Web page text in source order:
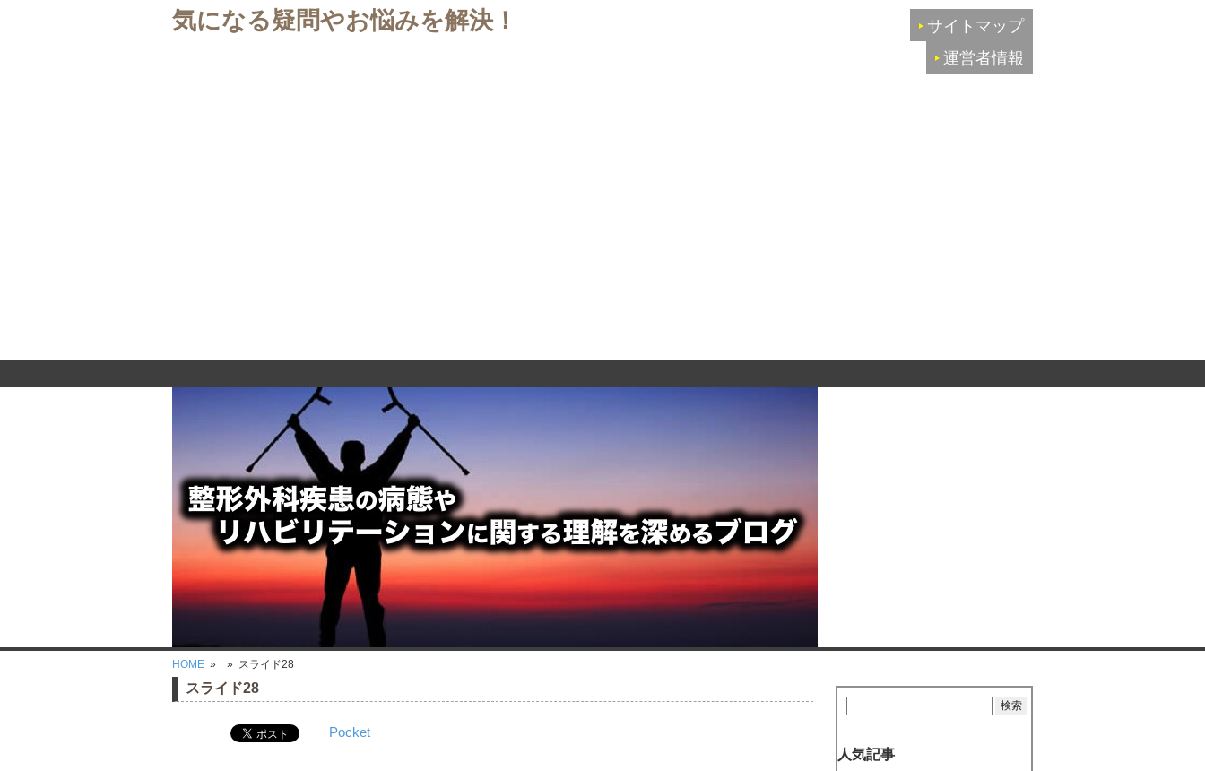
気になる疑問やお悩みを解決！
サイトマップ
運営者情報
HOME » » スライド28
スライド28
Pocket
人気記事